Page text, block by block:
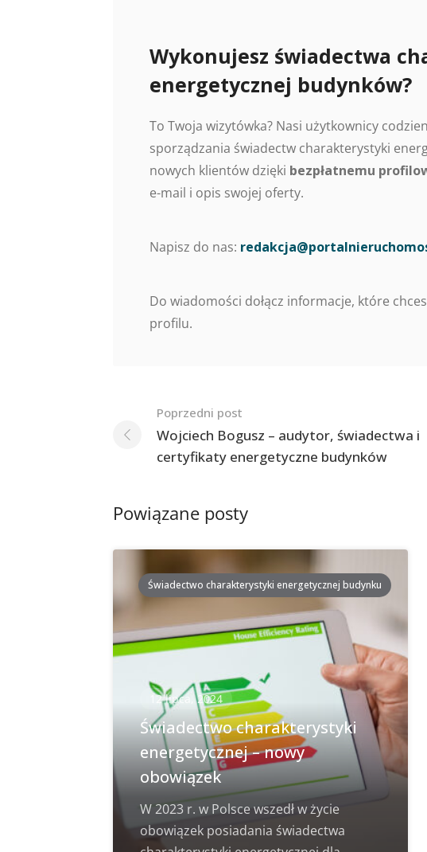
Wykonujesz świadectwa
energetycznej budynków?
To Twoja wizytówka? Nasi użytkownicy
sporządzania świadectw charakterystyki
nowych klientów dzięki bezpłatnemu
e-mail i opis swojej oferty.
Napisz do nas:
Do wiadomości dołącz informacje, które
profilu.
Nawigacja
po
postach
Poprzedni post
Wojciech Bogusz – audytor, świadectwa i
certyfikaty energetyczne budynków
Powiązane posty
Świadectwo charakterystyki energetycznej budynku
12 lipca, 2024
Świadectwo charakterystyki
energetycznej – nowy
obowiązek
W 2023 r. w Polsce wszedł w życie
obowiązek posiadania świadectwa